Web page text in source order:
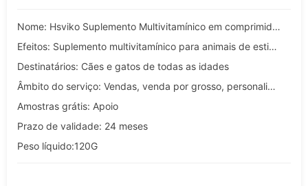
Nome: Hsviko Suplemento Multivitamínico em comprimidos para cães e gatos
Efeitos: Suplemento multivitamínico para animais de estimação
Destinatários: Cães e gatos de todas as idades
Âmbito do serviço: Vendas, venda por grosso, personalização, OEM e ODM
Amostras grátis: Apoio
Prazo de validade: 24 meses
Peso líquido:120G